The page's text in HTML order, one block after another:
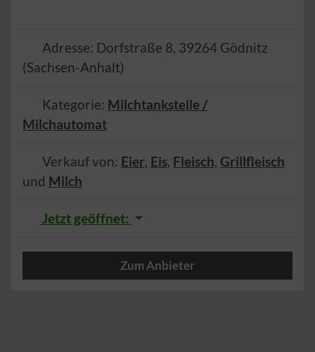
Adresse: Dorfstraße 8, 39264 Gödnitz
(Sachsen-Anhalt)
Kategorie: Milchtankstelle /
Milchautomat
Verkauf von: Eier, Eis, Fleisch, Grillfleisch
und Milch
Jetzt geöffnet:
Zum Anbieter